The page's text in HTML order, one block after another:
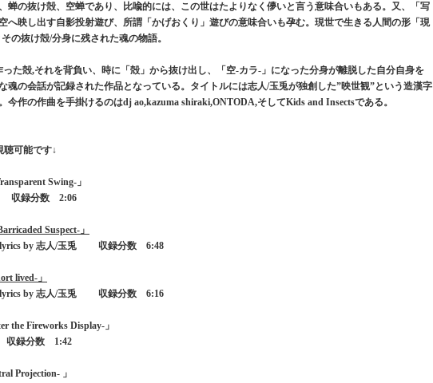
蝉の抜け殻、空蝉であり、比喩的には、この世はたよりなく儚いと言う意味合いもある。又、「写
へ映し出す自影投射遊び、所謂「かげおくり」遊びの意味合いも孕む。現世で生きる人間の形「現
の抜け殻/分身に残された魂の物語。
った殻,それを背負い、時に「殻」から抜け出し、「空-カラ-」になった分身が離脱した自分自身を
魂の会話が記録された作品となっている。タイトルには志人/玉兎が独創した”映世観”という造漢字
今作の作曲を手掛けるのはdj ao,kazuma shiraki,ONTODA,そしてKids and Insectsである。
可能です↓
Swing-」
収録分数 2:06
Suspect-」
lyrics by 志人/玉兎 収録分数 6:48
lived-」
lyrics by 志人/玉兎 収録分数 6:16
the Fireworks Display-」
収録分数 1:42
Projection- 」